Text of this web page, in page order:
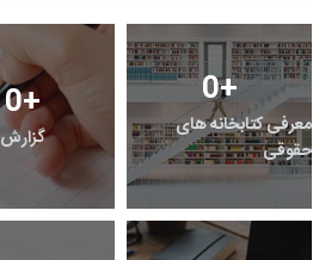
0+
گزارش
0+
معرفی کتابخانه های
حقوقی